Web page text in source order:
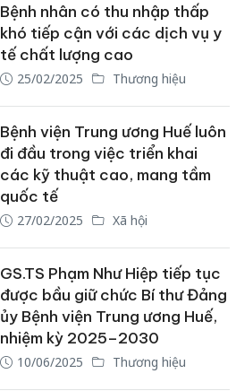
Bệnh nhân có thu nhập thấp
khó tiếp cận với các dịch vụ y
tế chất lượng cao
25/02/2025 Thương hiệu
Bệnh viện Trung ương Huế luôn
đi đầu trong việc triển khai
các kỹ thuật cao, mang tầm
quốc tế
27/02/2025 Xã hội
GS.TS Phạm Như Hiệp tiếp tục
được bầu giữ chức Bí thư Đảng
ủy Bệnh viện Trung ương Huế,
nhiệm kỳ 2025–2030
10/06/2025 Thương hiệu